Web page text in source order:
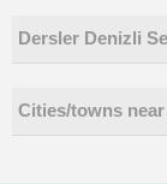
Dersler Denizli
Cities/towns